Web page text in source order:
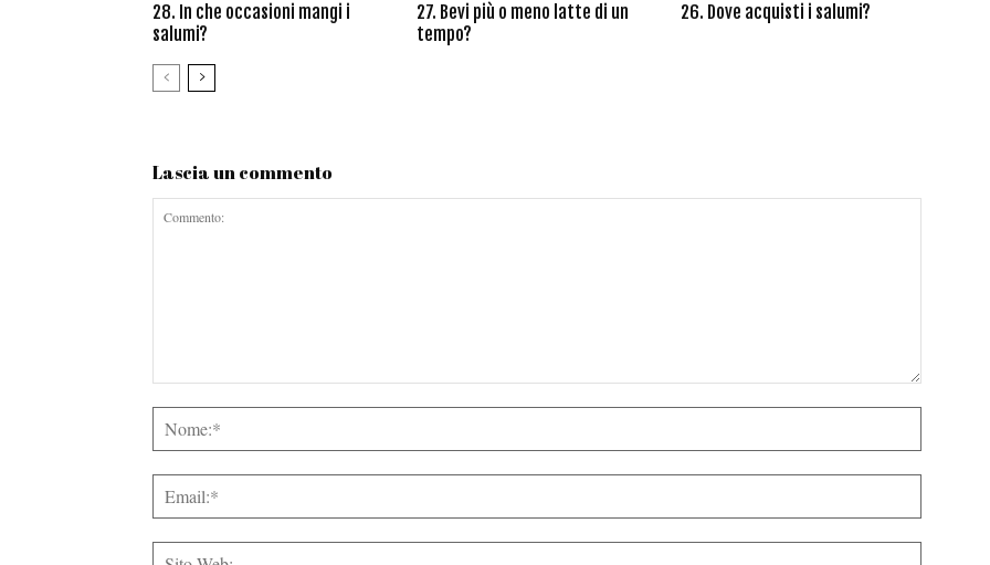
28. In che occasioni mangi i
salumi?
27. Bevi più o meno latte di un
tempo?
26. Dove acquisti i salumi?
Lascia un commento